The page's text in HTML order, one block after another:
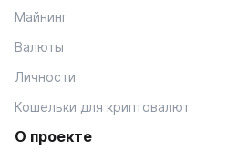
Майнинг
Валюты
Личности
Кошельки для криптовалют
О проекте